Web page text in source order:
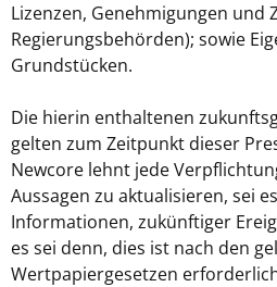
Lizenzen, Genehmigungen und
Regierungsbehörden); sowie
Grundstücken.
Die hierin enthaltenen
gelten zum Zeitpunkt dieser
Newcore lehnt jede
Aussagen zu aktualisieren, sei
Informationen, zukünftiger
es sei denn, dies ist nach den
Wertpapiergesetzen